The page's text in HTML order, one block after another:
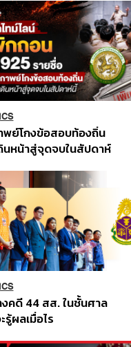
พย์โกงข้อสอบท้องถิ่น
นหน้าสู่จุดจบในสัปดาห์
งคดี 44 สส. ในชั้นศาล
รู้ผลเมื่อไร